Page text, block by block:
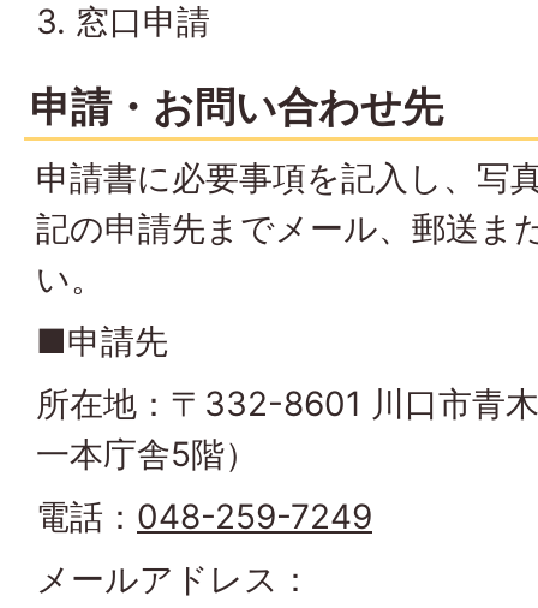
3. 窓口申請
申請・お問い合わせ先
申請書に必要事項を記入し、写
記の申請先までメール、郵送ま
い。
■申請先
所在地：〒332-8601 川口市青
一本庁舎5階）
電話： 048-259-7249
メールアドレス：